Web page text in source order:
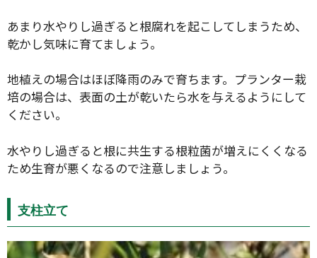
あまり水やりし過ぎると根腐れを起こしてしまうため、
乾かし気味に育てましょう。
地植えの場合はほぼ降雨のみで育ちます。プランター栽
培の場合は、表面の土が乾いたら水を与えるようにして
ください。
水やりし過ぎると根に共生する根粒菌が増えにくくなる
ため生育が悪くなるので注意しましょう。
支柱立て